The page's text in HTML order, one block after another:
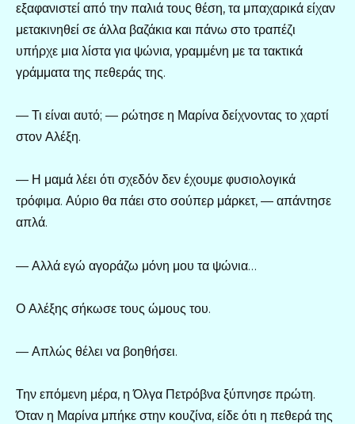
εξαφανιστεί από την παλιά τους θέση, τα μπαχαρικά είχαν
μετακινηθεί σε άλλα βαζάκια και πάνω στο τραπέζι
υπήρχε μια λίστα για ψώνια, γραμμένη με τα τακτικά
γράμματα της πεθεράς της.
— Τι είναι αυτό; — ρώτησε η Μαρίνα δείχνοντας το χαρτί
στον Αλέξη.
— Η μαμά λέει ότι σχεδόν δεν έχουμε φυσιολογικά
τρόφιμα. Αύριο θα πάει στο σούπερ μάρκετ, — απάντησε
απλά.
— Αλλά εγώ αγοράζω μόνη μου τα ψώνια…
Ο Αλέξης σήκωσε τους ώμους του.
— Απλώς θέλει να βοηθήσει.
Την επόμενη μέρα, η Όλγα Πετρόβνα ξύπνησε πρώτη.
Όταν η Μαρίνα μπήκε στην κουζίνα, είδε ότι η πεθερά της